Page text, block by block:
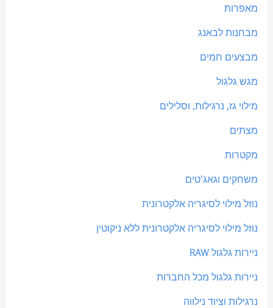
מאפרות
מבחנות לבאנג
מבצעים חמים
מגש גלגול
מילוי גז, נרגילות, וסלילים
מצתים
מקטרות
משחקים וגאג'טים
נוזל מילוי לסיגריה אלקטרונית
נוזל מילוי לסיגריה אלקטרונית ללא ניקוטין
ניירות גלגול RAW
ניירות גלגול מכל החברות
נרגילות וציוד נילווה